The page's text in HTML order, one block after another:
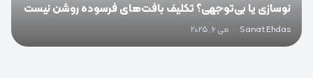
نوسازی یا بی‌توجهی؟ تکلیف بافت‌های فرسوده روشن نیست
Sanat Ehdas
· می 6, 2025